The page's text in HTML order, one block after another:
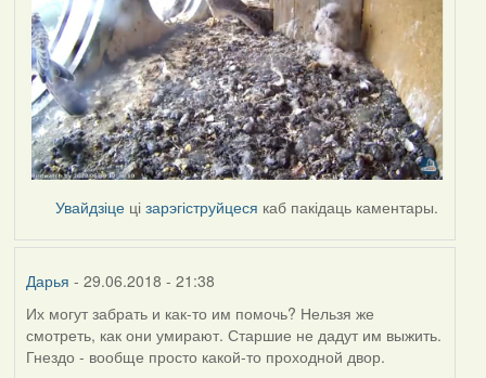
Увайдзіце цізарэгіструйцеся каб пакідаць каментары.
Дарья - 29.06.2018 - 21:38
Их могут забрать и как-то им помочь? Нельзя же
смотреть, как они умирают. Старшие не дадут им выжить.
Гнездо - вообще просто какой-то проходной двор.